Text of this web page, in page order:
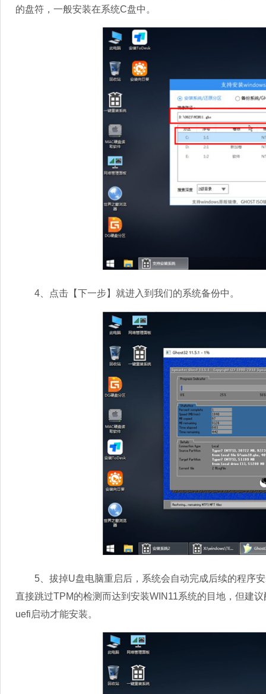
的盘符，一般安装在系统C盘中。
4、点击【下一步】就进入到我们的系统备份中。
5、拔掉U盘电脑重启后，系统会自动完成后续的程序安
直接跳过TPM的检测而达到安装WIN11系统的目地，但建
uefi启动才能安装。